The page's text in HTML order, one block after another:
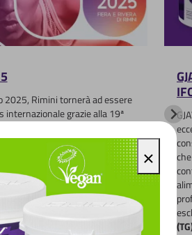
2025, Rimini tornerà ad essere
internazionale grazie alla 19ª
più atteso nel settore
integrazione, CrossFit e
promette grandi
di crescita personale e
×